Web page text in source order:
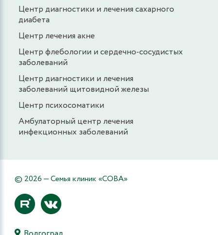
Центр диагностики и лечения сахарного
диабета
Центр лечения акне
Центр флебологии и сердечно-сосудистых
заболеваний
Центр диагностики и лечения
заболеваний щитовидной железы
Центр психосоматики
Амбулаторный центр лечения
инфекционных заболеваний
© 2026 — Семья клиник «СОВА»